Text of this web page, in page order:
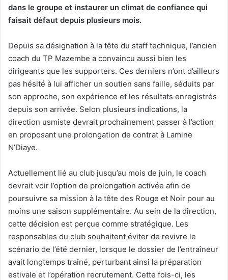
dans le groupe et instaurer un climat de confiance qui
faisait défaut depuis plusieurs mois.
Depuis sa désignation à la tête du staff technique, l’ancien
coach du TP Mazembe a convaincu aussi bien les
dirigeants que les supporters. Ces derniers n’ont d’ailleurs
pas hésité à lui afficher un soutien sans faille, séduits par
son approche, son expérience et les résultats enregistrés
depuis son arrivée. Selon plusieurs indications, la
direction usmiste devrait prochainement passer à l’action
en proposant une prolongation de contrat à Lamine
N’Diaye.
Actuellement lié au club jusqu’au mois de juin, le coach
devrait voir l’option de prolongation activée afin de
poursuivre sa mission à la tête des Rouge et Noir pour au
moins une saison supplémentaire. Au sein de la direction,
cette décision est perçue comme stratégique. Les
responsables du club souhaitent éviter de revivre le
scénario de l’été dernier, lorsque le dossier de l’entraîneur
avait longtemps traîné, perturbant ainsi la préparation
estivale et l’opération recrutement. Cette fois-ci, les